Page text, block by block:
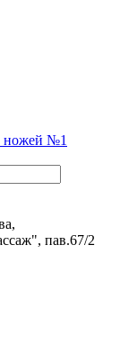
ножей №1
пав.67/2